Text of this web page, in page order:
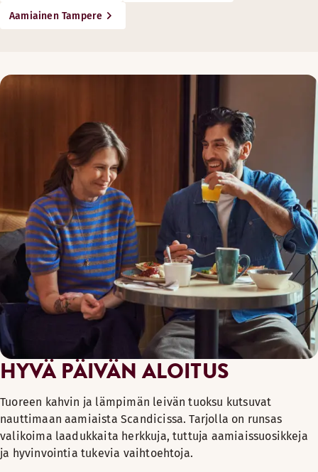
Aamiainen Tampere
HYVÄ PÄIVÄN ALOITUS
Tuoreen kahvin ja lämpimän leivän tuoksu kutsuvat
nauttimaan aamiaista Scandicissa. Tarjolla on runsas
valikoima laadukkaita herkkuja, tuttuja aamiaissuosikkeja
ja hyvinvointia tukevia vaihtoehtoja.
Steel cut eli leikattu kaura saadaan aikaan leikkaamalla
TUOREPUUROLLA ENERGINEN ALKU
Kun haluat nopean energiaboostin aamuun, ravitseva
100 % kasvipohjaista
PROTEIINIA KASVIKSISTA
Kasvipohjaiset falafelit ja hernedippi antavat terveellisen
100 % kasvipohjaista
KOKOA TÄYSIN KASVIPOHJAINEN
Halutessasi voit koota meillä kokonaan kasvipohjaisen
monipuolinen vihannes- ja hedelmävalikoima sekä
vegaaninen leipävalikoima; luomuleipiä, siemenleipää
kikherne- ja maissikakkuja
kevytlevitettä ja cashewlevitettä
hilloja, marmeladia ja vaahterasiirappia
erilaisia aamiaishiutaleita ja mysliä
marjakeittoa ja -shottia
vegaanisia jogurtteja